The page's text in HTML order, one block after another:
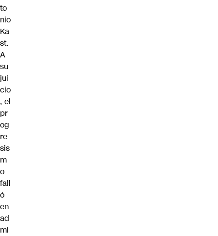
to
nio
Ka
st.
A
su
jui
cio
, el
pr
og
re
sis
m
o
fall
ó
en
ad
mi